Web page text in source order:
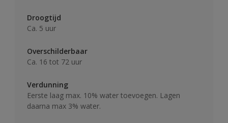
Droogtijd
Ca. 5 uur
Overschilderbaar
Ca. 16 tot 72 uur
Verdunning
Eerste laag max. 10% water toevoegen. Lagen
daarna max 3% water.